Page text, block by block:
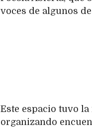
voces de algunos
Este espacio tuvo
organizando